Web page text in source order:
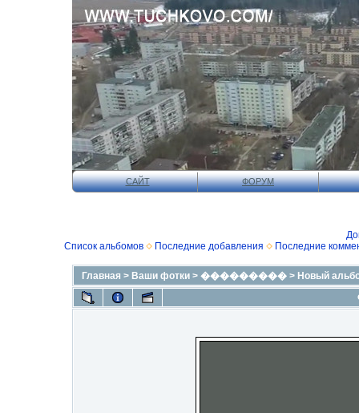
САЙТ ФОРУМ
Список альбомов
Последние добавления Последние
Главная > Ваши фотки > ��������� > Новый